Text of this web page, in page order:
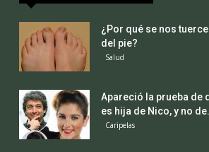
¿Por qué se nos
del pie?
Salud
Apareció la prueba de
es hija de Nico, y no
Caripelas